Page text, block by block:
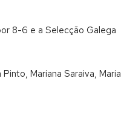
8-6 e a Selecção Galega
Mariana Saraiva, Maria